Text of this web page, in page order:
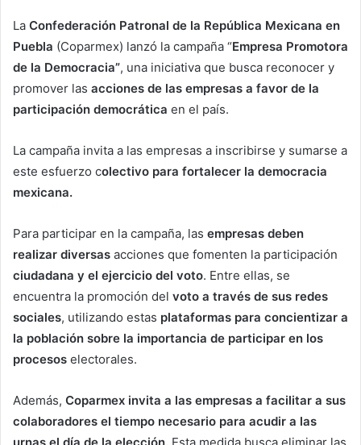
La Confederación Patronal de la República Mexicana en
Puebla (Coparmex) lanzó la campaña “Empresa Promotora
de la Democracia”, una iniciativa que busca reconocer y
promover las acciones de las empresas a favor de la
participación democrática en el país.
La campaña invita a las empresas a inscribirse y sumarse a
este esfuerzo colectivo para fortalecer la democracia
mexicana.
Para participar en la campaña, las empresas deben
realizar diversas acciones que fomenten la participación
ciudadana y el ejercicio del voto. Entre ellas, se
encuentra la promoción del voto a través de sus redes
sociales, utilizando estas plataformas para concientizar a
la población sobre la importancia de participar en los
procesos electorales.
Además, Coparmex invita a las empresas a facilitar a sus
colaboradores el tiempo necesario para acudir a las